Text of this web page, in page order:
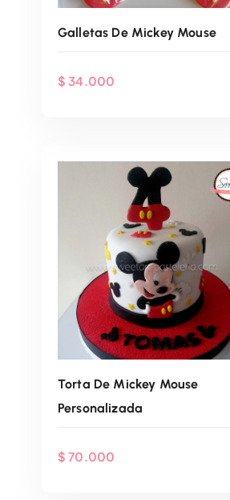
Agenda Por WhatsApp
Galletas De Mickey Mouse
$ 34.000
Torta De Mickey Mouse
Personalizada
$ 70.000